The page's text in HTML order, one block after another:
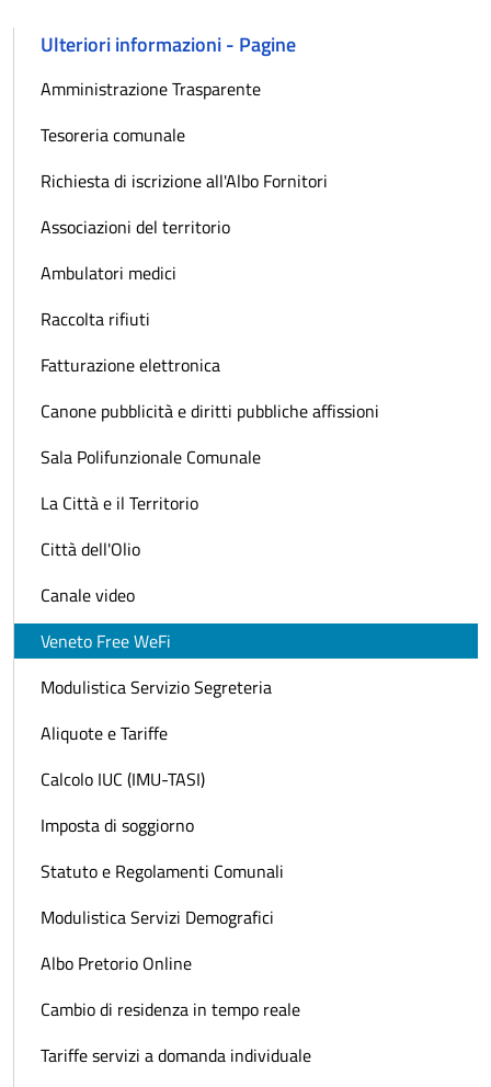
Ulteriori informazioni - Pagine
Amministrazione Trasparente
Tesoreria comunale
Richiesta di iscrizione all'Albo Fornitori
Associazioni del territorio
Ambulatori medici
Raccolta rifiuti
Fatturazione elettronica
Canone pubblicità e diritti pubbliche affissioni
Sala Polifunzionale Comunale
La Città e il Territorio
Città dell'Olio
Canale video
Veneto Free WeFi
Modulistica Servizio Segreteria
Aliquote e Tariffe
Calcolo IUC (IMU-TASI)
Imposta di soggiorno
Statuto e Regolamenti Comunali
Modulistica Servizi Demografici
Albo Pretorio Online
Cambio di residenza in tempo reale
Tariffe servizi a domanda individuale